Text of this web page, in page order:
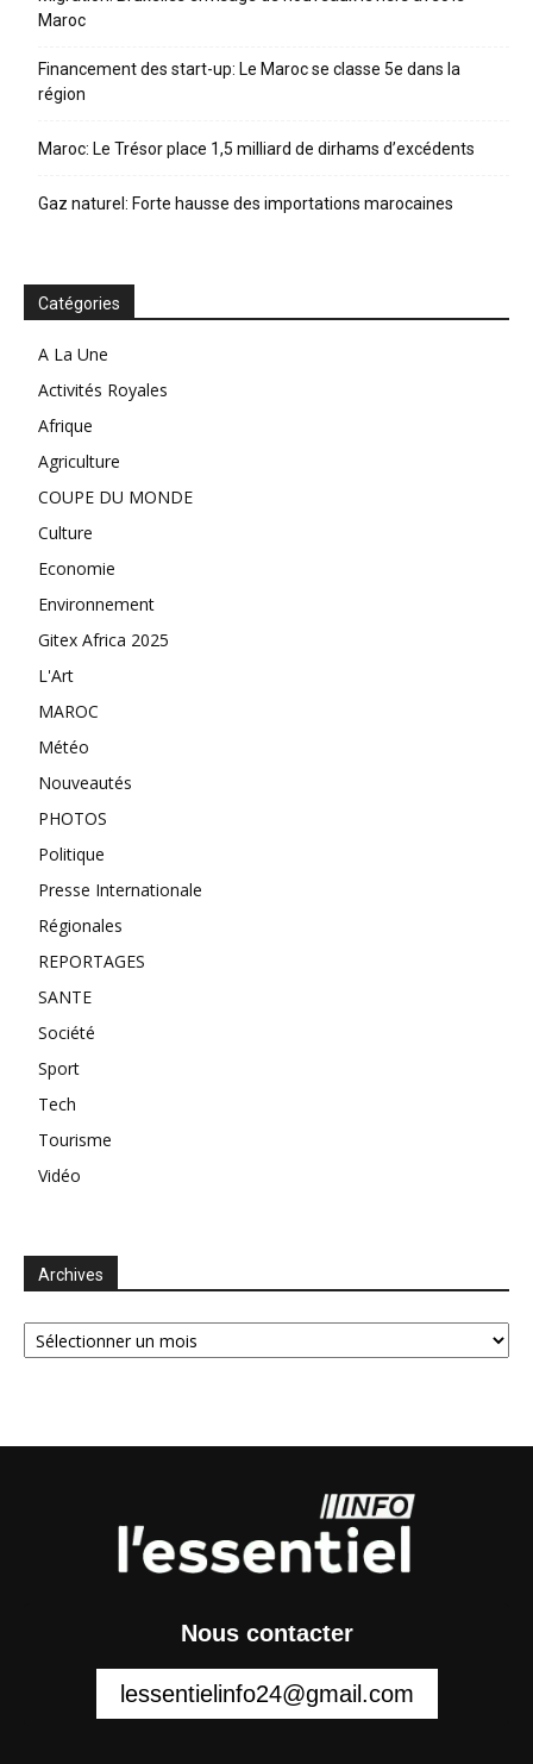
Maroc
Financement des start-up: Le Maroc se classe 5e dans la
région
Maroc: Le Trésor place 1,5 milliard de dirhams d’excédents
Gaz naturel: Forte hausse des importations marocaines
Catégories
A La Une
Activités Royales
Afrique
Agriculture
COUPE DU MONDE
Culture
Economie
Environnement
Gitex Africa 2025
L'Art
MAROC
Météo
Nouveautés
PHOTOS
Politique
Presse Internationale
Régionales
REPORTAGES
SANTE
Société
Sport
Tech
Tourisme
Vidéo
Archives
Archives
Nous contacter
lessentielinfo24@gmail.com